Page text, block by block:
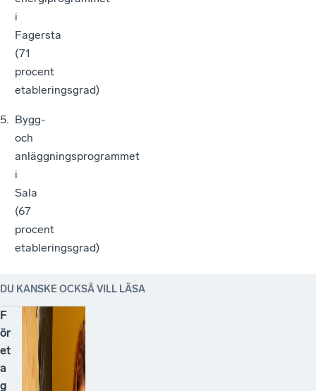
i
Fagersta
(71
procent
etableringsgrad)
Bygg-
och
anläggningsprogrammet
i
Sala
(67
procent
etableringsgrad)
DU KANSKE OCKSÅ VILL LÄSA
F
ör
et
a
g